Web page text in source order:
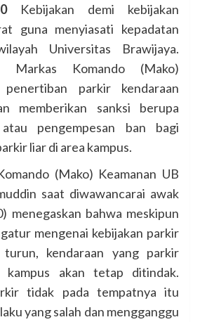
Kebijakan demi kebijakan
guna menyiasati kepadatan
Universitas Brawijaya.
Markas Komando (Mako)
penertiban parkir kendaraan
memberikan sanksi berupa
atau pengempesan ban bagi
liar di area kampus.
(Mako) Keamanan UB
saat diwawancarai awak
menegaskan bahwa meskipun
mengenai kebijakan parkir
kendaraan yang parkir
kampus akan tetap ditindak.
tidak pada tempatnya itu
yang salah dan mengganggu